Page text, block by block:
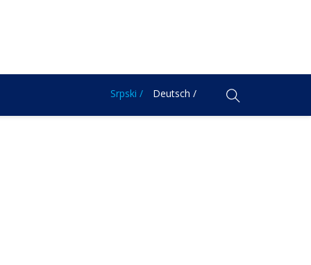
Srpski / Deutsch /